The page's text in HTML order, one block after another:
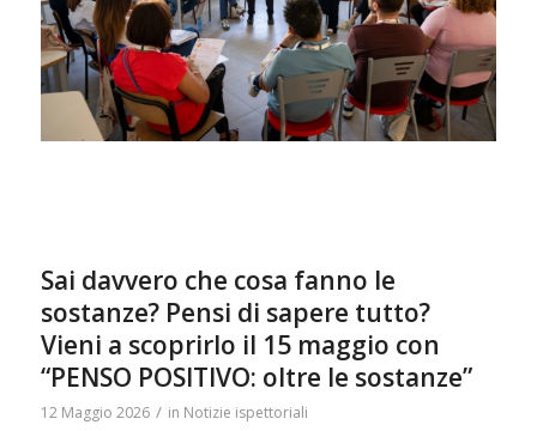
Sai davvero che cosa fanno le
sostanze? Pensi di sapere tutto?
Vieni a scoprirlo il 15 maggio con
“PENSO POSITIVO: oltre le sostanze”
12 Maggio 2026 / in Notizie ispettoriali